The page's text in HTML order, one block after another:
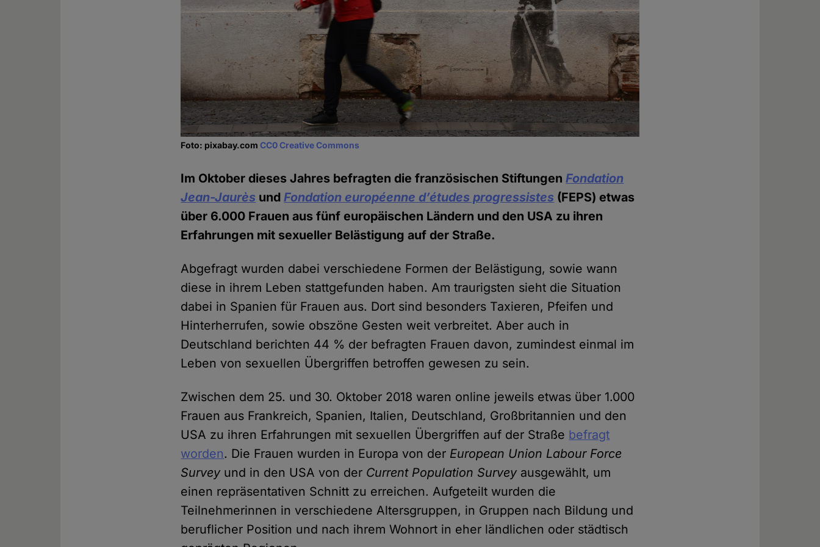
Foto: pixabay.comCC0 Creative Commons
Im Oktober dieses Jahres befragten die französischen StiftungenFondation
Jean-Jaurès undFondation européenne d’études progressistes (FEPS) etwas
über 6.000 Frauen aus fünf europäischen Ländern und den USA zu ihren
Erfahrungen mit sexueller Belästigung auf der Straße.
Abgefragt wurden dabei verschiedene Formen der Belästigung, sowie wann
diese in ihrem Leben stattgefunden haben. Am traurigsten sieht die Situation
dabei in Spanien für Frauen aus. Dort sind besonders Taxieren, Pfeifen und
Hinterherrufen, sowie obszöne Gesten weit verbreitet. Aber auch in
Deutschland berichten 44 % der befragten Frauen davon, zumindest einmal im
Leben von sexuellen Übergriffen betroffen gewesen zu sein.
Zwischen dem 25. und 30. Oktober 2018 waren online jeweils etwas über 1.000
Frauen aus Frankreich, Spanien, Italien, Deutschland, Großbritannien und den
USA zu ihren Erfahrungen mit sexuellen Übergriffen auf der Straße befragt
worden. Die Frauen wurden in Europa von der European Union Labour Force
Surveyund in den USA von der Current Population Surveyausgewählt, um
einen repräsentativen Schnitt zu erreichen. Aufgeteilt wurden die
Teilnehmerinnen in verschiedene Altersgruppen, in Gruppen nach Bildung und
beruflicher Position und nach ihrem Wohnort in eher ländlichen oder städtisch